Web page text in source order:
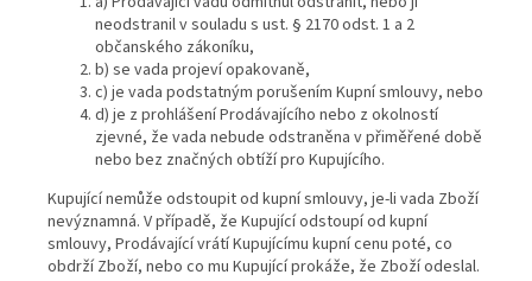
neodstranil v souladu s ust. § 2170 odst. 1 a 2
občanského zákoníku,
b) se vada projeví opakovaně,
c) je vada podstatným porušením Kupní smlouvy, nebo
d) je z prohlášení Prodávajícího nebo z okolností
zjevné, že vada nebude odstraněna v přiměřené době
nebo bez značných obtíží pro Kupujícího.
Kupující nemůže odstoupit od kupní smlouvy, je-li vada Zboží
nevýznamná. V případě, že Kupující odstoupí od kupní
smlouvy, Prodávající vrátí Kupujícímu kupní cenu poté, co
obdrží Zboží, nebo co mu Kupující prokáže, že Zboží odeslal.